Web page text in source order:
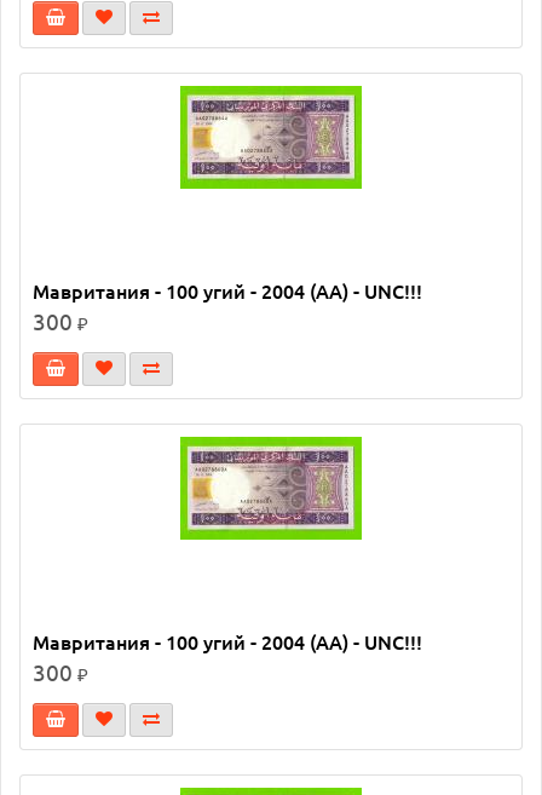
Мавритания - 100 угий - 2004 (AA) - UNC!!!
300 ₽
Мавритания - 100 угий - 2004 (AA) - UNC!!!
300 ₽